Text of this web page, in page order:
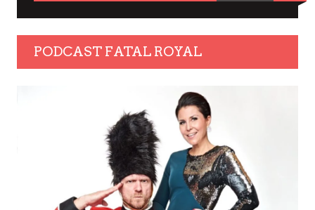
PODCAST FATAL ROYAL